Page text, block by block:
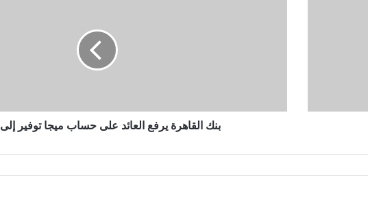
بنك القاهرة يرفع العائد على حساب ميجا توفير إلى 25%